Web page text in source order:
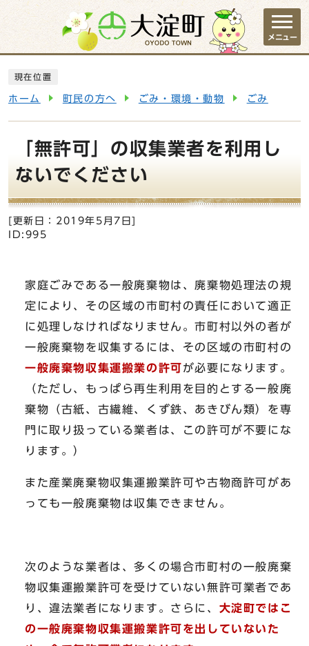
ページの先頭です
メニュー
現在位置
ホーム 町民の方へ ごみ・環境・動物 ごみ
「無許可」の収集業者を利用し
ないでください
[更新日： 2019年5月7日
ID:995
家庭ごみである一般廃棄物は、廃棄物処理法の規
定により、その区域の市町村の責任において適正
に処理しなければなりません。市町村以外の者が
一般廃棄物を収集するには、その区域の市町村の
一般廃棄物収集運搬業の許可が必要になります。
（ただし、もっぱら再生利用を目的とする一般廃
棄物（古紙、古繊維、くず鉄、あきびん類）を専
門に取り扱っている業者は、この許可が不要にな
ります。）
また産業廃棄物収集運搬業許可や古物商許可があ
っても一般廃棄物は収集できません。
次のような業者は、多くの場合市町村の一般廃棄
物収集運搬業許可を受けていない無許可業者であ
り、違法業者になります。さらに、 大淀町ではこ
の一般廃棄物収集運搬業許可を出していないた